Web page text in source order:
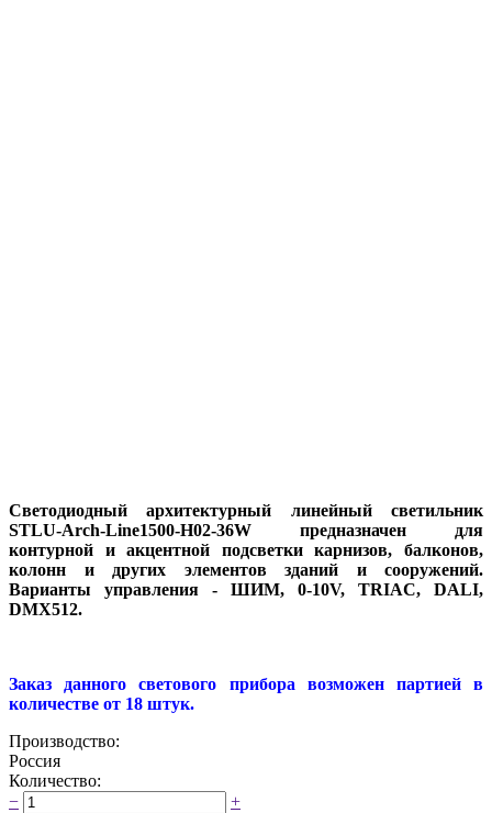
Светодиодный архитектурный линейный светильник
STLU-Arch-Line1500-H02-36W предназначен для
контурной и акцентной подсветки карнизов, балконов,
колонн и других элементов зданий и сооружений.
Варианты управления - ШИМ, 0-10V, TRIAC, DALI,
DMX512.
Заказ данного светового прибора возможен партией в
количестве от 18 штук.
Производство:
Россия
Количество:
−
+